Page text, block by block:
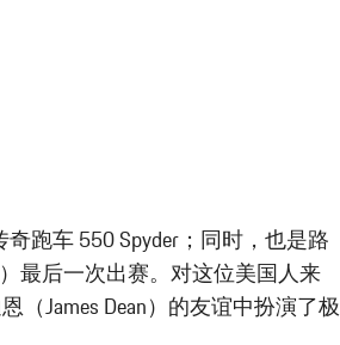
跑车 550 Spyder；同时，也是路
最后一次出赛。对这位美国人来
（James Dean）的友谊中扮演了极